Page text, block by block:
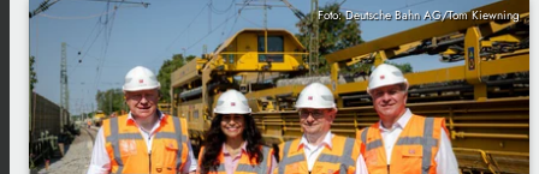
Foto: Deutsche Bahn AG/Tom Kiewning